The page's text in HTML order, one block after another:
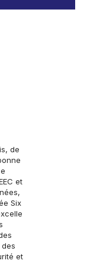
de
et
Six
et